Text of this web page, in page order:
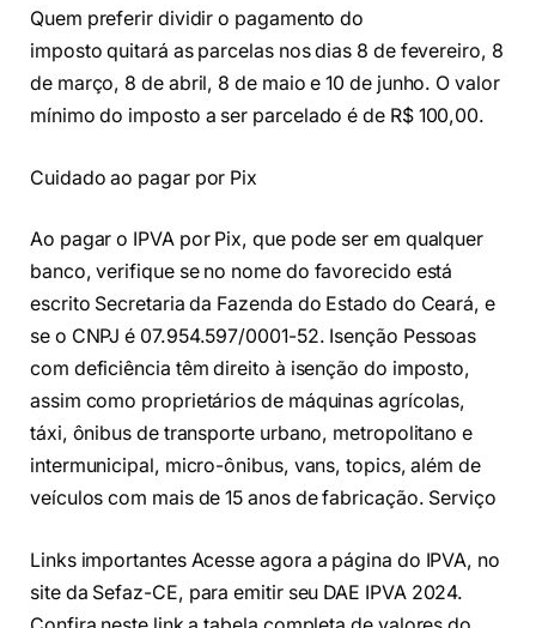
Quem preferir dividir o pagamento do
imposto quitará as parcelas nos dias 8 de fevereiro, 8
de março, 8 de abril, 8 de maio e 10 de junho. O valor
mínimo do imposto a ser parcelado é de R$ 100,00.
Cuidado ao pagar por Pix
Ao pagar o IPVA por Pix, que pode ser em qualquer
banco, verifique se no nome do favorecido está
escrito Secretaria da Fazenda do Estado do Ceará, e
se o CNPJ é 07.954.597/0001-52. Isenção Pessoas
com deficiência têm direito à isenção do imposto,
assim como proprietários de máquinas agrícolas,
táxi, ônibus de transporte urbano, metropolitano e
intermunicipal, micro-ônibus, vans, topics, além de
veículos com mais de 15 anos de fabricação. Serviço
Links importantes Acesse agora a página do IPVA, no
site da Sefaz-CE, para emitir seu DAE IPVA 2024.